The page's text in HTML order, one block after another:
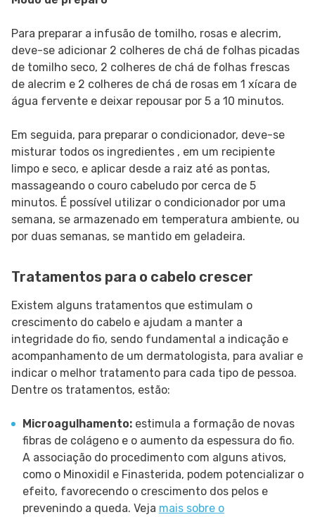
Para preparar a infusão de tomilho, rosas e alecrim,
deve-se adicionar 2 colheres de chá de folhas picadas
de tomilho seco, 2 colheres de chá de folhas frescas
de alecrim e 2 colheres de chá de rosas em 1 xícara de
água fervente e deixar repousar por 5 a 10 minutos.
Em seguida, para preparar o condicionador, deve-se
misturar todos os ingredientes , em um recipiente
limpo e seco, e aplicar desde a raiz até as pontas,
massageando o couro cabeludo por cerca de 5
minutos. É possível utilizar o condicionador por uma
semana, se armazenado em temperatura ambiente, ou
por duas semanas, se mantido em geladeira.
Tratamentos para o cabelo crescer
Existem alguns tratamentos que estimulam o
crescimento do cabelo e ajudam a manter a
integridade do fio, sendo fundamental a indicação e
acompanhamento de um dermatologista, para avaliar e
indicar o melhor tratamento para cada tipo de pessoa.
Dentre os tratamentos, estão:
Microagulhamento: estimula a formação de novas
fibras de colágeno e o aumento da espessura do fio.
A associação do procedimento com alguns ativos,
como o Minoxidil e Finasterida, podem potencializar o
efeito, favorecendo o crescimento dos pelos e
prevenindo a queda. Veja mais sobre o